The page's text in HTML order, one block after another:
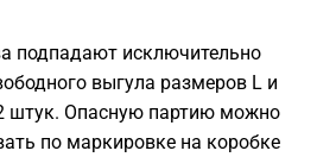
подпадают исключительно
выгула размеров L и
штук. Опасную партию можно
по маркировке на коробке